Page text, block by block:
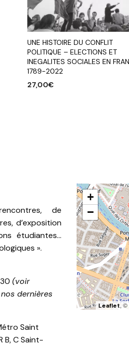
UNE HISTOIRE DU CONFLIT
POLITIQUE – ELECTIONS ET
INEGALITES SOCIALES EN
1789-2022
27,00€
de
d’exposition
étudiantes…
».
(voir
dernières
Saint
B, C Saint-
+
−
Leaflet, ©